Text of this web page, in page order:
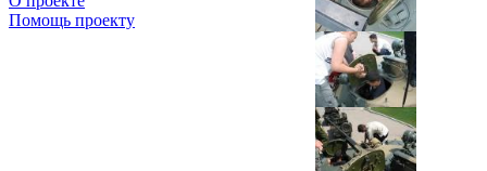
Помощь проекту